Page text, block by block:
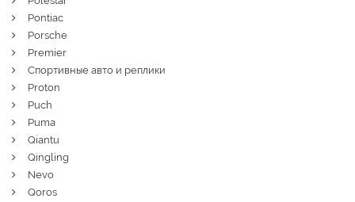
Pontiac
Porsche
Premier
Спортивные авто и реплики
Proton
Puch
Puma
Qiantu
Qingling
Nevo
Qoros